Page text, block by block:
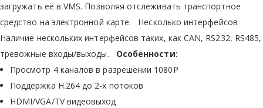
загружать её в VMS. Позволяя отслеживать транспортное
средство на электронной карте. Несколько интерфейсов
Наличие нескольких интерфейсов таких, как CAN, RS232, RS485,
тревожные входы/выходы. Особенности:
Просмотр 4 каналов в разрешении 1080P
Поддержка H.264 до 2-х потоков
HDMI/VGA/TV видеовыход